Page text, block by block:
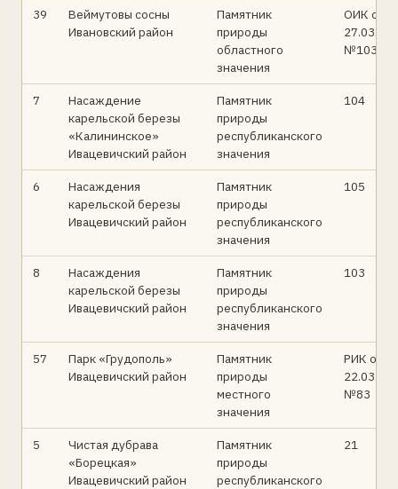
39
Веймутовы сосны
Ивановский район
Памятник
природы
областного
значения
ОИК от
27.03.95
№103
7
Насаждение
карельской березы
«Калининское»
Ивацевичский район
Памятник
природы
республиканского
значения
104
6
Насаждения
карельской березы
Ивацевичский район
Памятник
природы
республиканского
значения
105
8
Насаждения
карельской березы
Ивацевичский район
Памятник
природы
республиканского
значения
103
57
Парк «Грудополь»
Ивацевичский район
Памятник
природы
местного
значения
РИК от
№83
5
Чистая дубрава
«Борецкая»
Ивацевичский район
Памятник
природы
республиканского
21